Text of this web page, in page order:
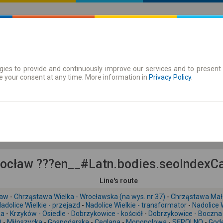
| Tickets Season tickets
Line's route
- Chrząstawa Wielka - Wrocławska (na wys. nr 37) - Chrząstawa
Wielkie - przejazd - Nadolice Wielkie - transformator - Nadolice
- Krzyków - Osiedle - Dobrzykowice - kościół - Dobrzykowice - Boczna
to provide and continuously improve our services and to
your consent at any time. More information in Privacy Policy.